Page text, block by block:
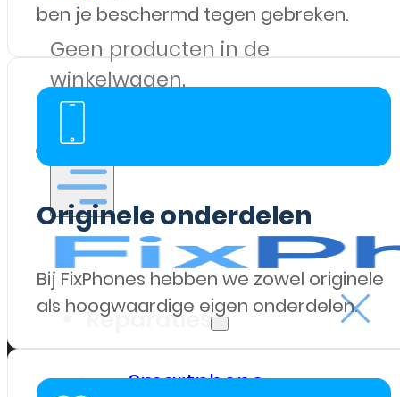
Geen producten in de
winkelwagen.
Reparaties
Smartphone
ben je beschermd tegen gebreken.
Originele onderdelen
Bij FixPhones hebben we zowel originele
als hoogwaardige eigen onderdelen.